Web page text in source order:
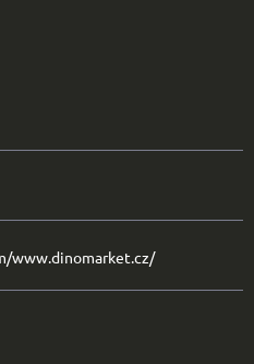
www.dinomarket.cz/